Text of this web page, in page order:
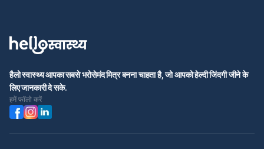
हैलो स्वास्थ्य आपका सबसे भरोसेमंद मित्र बनना चाहता है, जो आपको हेल्दी जिंदगी जीने के
लिए जानकारी दे सके.
हमें फॉलो करें